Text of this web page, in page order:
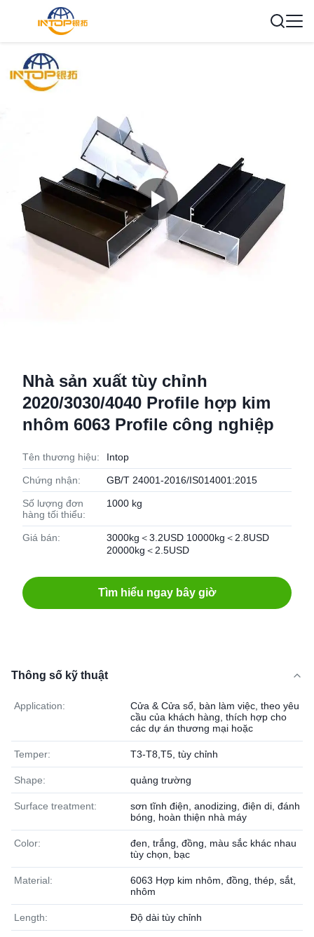
Nhà sản xuất tùy chỉnh
2020/3030/4040 Profile hợp kim
nhôm 6063 Profile công nghiệp
Tên thương hiệu: Intop
Chứng nhận: GB/T 24001-2016/IS014001:2015
Số lượng đơn
hàng tối thiểu:
1000 kg
Giá bán:
3000kg＜3.2USD 10000kg＜2.8USD
20000kg＜2.5USD
Tìm hiểu ngay bây giờ
Thông số kỹ thuật
Application:
Cửa & Cửa sổ, bàn làm việc, theo yêu
cầu của khách hàng, thích hợp cho
các dự án thương mại hoặc
Temper: T3-T8,T5, tùy chỉnh
Shape: quảng trường
Surface treatment:
sơn tĩnh điện, anodizing, điện di, đánh
bóng, hoàn thiện nhà máy
Color:
đen, trắng, đồng, màu sắc khác nhau
tùy chọn, bạc
Material:
6063 Hợp kim nhôm, đồng, thép, sắt,
nhôm
Length: Độ dài tùy chỉnh